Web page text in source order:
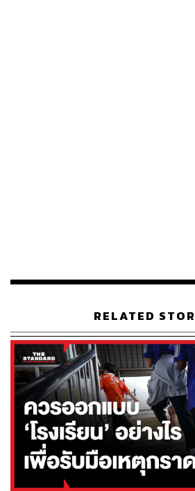
การระบาดของโควิดสายพันธุ์เด
ว่าในอนาคตเชื้อไวรัสโควิดสาย
กระจายจนกลายเป็นสายพันธุ์หลั
เสี่ยงที่วัคซีนตัวเดิมจะมีความส
ป้องกัน
วันที่ 20 มิถุนายน นพ.ยง ภู่วรว
เชี่ยวชาญเฉพาะทางด้านไวรัส
แพทยศาสตร์ จุฬาลงกรณ์มหาวิ
เห็นถึงวัคซีนโควิดกับการป้องกั
การฉีดวัคซีนกระตุ้นเข็มที่ 3 ใน
ภูมิคุ้มกันได้น้อย จะสามารถทำ
ขึ้นเพื่อป้องกันโควิดสายพันธุ์เดล
RELATED